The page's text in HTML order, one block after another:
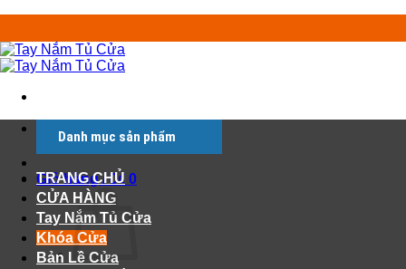
nội
dung
kiếm:
Giỏ hàng /0₫ 0
Danh mục sản phẩm
TRANG CHỦ
CỬA HÀNG
Tay Nắm Tủ Cửa
Khóa Cửa
Bản Lề Cửa